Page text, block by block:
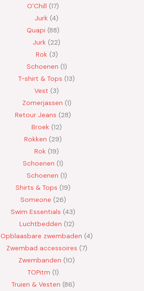
O'Chill 17
Jurk 4
Quapi 88
Jurk
22
Rok 3
Schoenen 1
T-shirt & Tops 13
Vest
3
Zomerjassen 1
Retour Jeans
28
Broek 12
Rokken
29
Rok 19
Schoenen 1
Schoenen 1
Shirts & Tops 19
Someone 26
Swim Essentials 43
Luchtbedden 12
Opblaasbare zwembaden 4
Zwembad accessoires 7
Zwembanden 10
TOPitm 1
Truien & Vesten 86